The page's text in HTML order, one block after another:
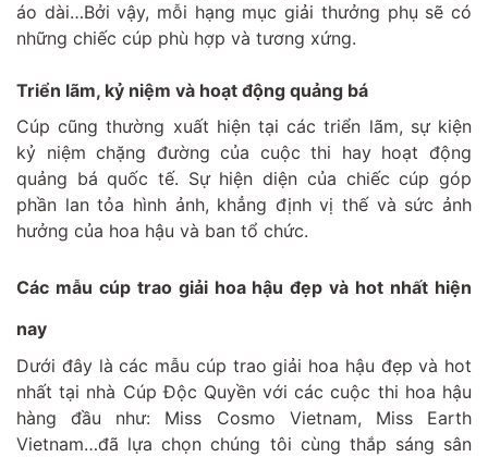
áo dài…Bởi vậy, mỗi hạng mục giải thưởng phụ sẽ có
những chiếc cúp phù hợp và tương xứng.
Triển lãm, kỷ niệm và hoạt động quảng bá
Cúp cũng thường xuất hiện tại các triển lãm, sự kiện
kỷ niệm chặng đường của cuộc thi hay hoạt động
quảng bá quốc tế. Sự hiện diện của chiếc cúp góp
phần lan tỏa hình ảnh, khẳng định vị thế và sức ảnh
hưởng của hoa hậu và ban tổ chức.
Các mẫu cúp trao giải hoa hậu đẹp và hot nhất hiện
nay
Dưới đây là các mẫu cúp trao giải hoa hậu đẹp và hot
nhất tại nhà Cúp Độc Quyền với các cuộc thi hoa hậu
hàng đầu như: Miss Cosmo Vietnam, Miss Earth
Vietnam…đã lựa chọn chúng tôi cùng thắp sáng sân